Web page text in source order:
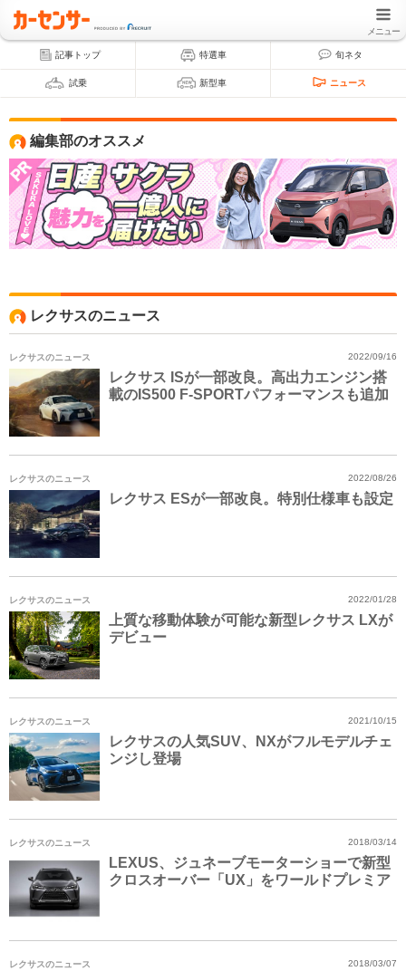
メニュー
記事トップ 特選車 旬ネタ
試乗 新型車 ニュース
編集部のオススメ
レクサスのニュース
レクサスのニュース 2022/09/16
レクサス ISが一部改良。高出力エンジン搭
載のIS500 F-SPORTパフォーマンスも追加
レクサスのニュース 2022/08/26
レクサス ESが一部改良。特別仕様車も設定
レクサスのニュース 2022/01/28
上質な移動体験が可能な新型レクサス LXが
デビュー
レクサスのニュース 2021/10/15
レクサスの人気SUV、NXがフルモデルチェ
ンジし登場
レクサスのニュース 2018/03/14
LEXUS、ジュネーブモーターショーで新型
クロスオーバー「UX」をワールドプレミア
レクサスのニュース 2018/03/07